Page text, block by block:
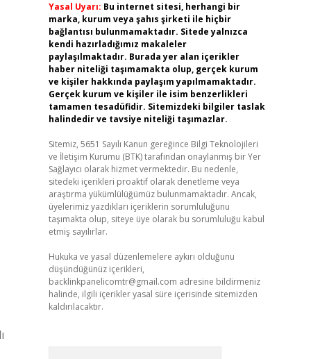
Yasal Uyarı: Bu internet sitesi, herhangi bir
marka, kurum veya şahıs şirketi ile hiçbir
bağlantısı bulunmamaktadır. Sitede yalnızca
kendi hazırladığımız makaleler
paylaşılmaktadır. Burada yer alan içerikler
haber niteliği taşımamakta olup, gerçek kurum
ve kişiler hakkında paylaşım yapılmamaktadır.
Gerçek kurum ve kişiler ile isim benzerlikleri
tamamen tesadüfidir. Sitemizdeki bilgiler taslak
halindedir ve tavsiye niteliği taşımazlar.
Sitemiz, 5651 Sayılı Kanun gereğince Bilgi Teknolojileri
ve İletişim Kurumu (BTK) tarafından onaylanmış bir Yer
Sağlayıcı olarak hizmet vermektedir. Bu nedenle,
sitedeki içerikleri proaktif olarak denetleme veya
araştırma yükümlülüğümüz bulunmamaktadır. Ancak,
üyelerimiz yazdıkları içeriklerin sorumluluğunu
taşımakta olup, siteye üye olarak bu sorumluluğu kabul
etmiş sayılırlar.
Hukuka ve yasal düzenlemelere aykırı olduğunu
düşündüğünüz içerikleri,
backlinkpanelicomtr@gmail.com adresine bildirmeniz
halinde, ilgili içerikler yasal süre içerisinde sitemizden
kaldırılacaktır.